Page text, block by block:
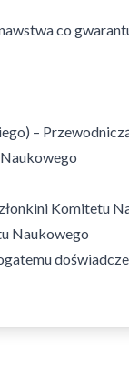
co
–
Komitetu
Naukowego